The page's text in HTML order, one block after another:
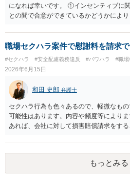
判決を得て確定すれば、判決認容額を払
わない場合には、給与や預貯金、不動
難易度によって変わります。また、現在
いますので、依頼する弁護士によっても費
になれば幸いです。 ①インセンティブに
との間で合意ができているかどうかによ
は口頭でも成立しますが、裁判等で争点
拠がない限り立証が困難となり、請求が
ます。 ②未払給与に関しては労務を提供
払われていない場合は、契約違反となりま
す。 ③休日・時間外労働については、休
を示す証拠があるかまずは確認する必要
ハラ・セクハラに関しては、具体的な言動
れますので、録音データやLINEでのやり
かと存じます。 ⑤退職勧奨については退
きっぱりと断ればよく、解雇については
雇無効を争うなどの対応が考えられます
すが、まずは、資料一式をご持参いただ
談するか、労働基準監督署に相談する等
職場セクハラ案件で慰謝料を請求
#セクハラ #安全配慮義務違反 #パワハラ #職場
2026年6月15日
和田 史郎 弁護士
セクハラ行為も色々あるので、軽微なも
可能性はあります。内容や頻度等により
あれば、会社に対して損害賠償請求をす
もっとみる